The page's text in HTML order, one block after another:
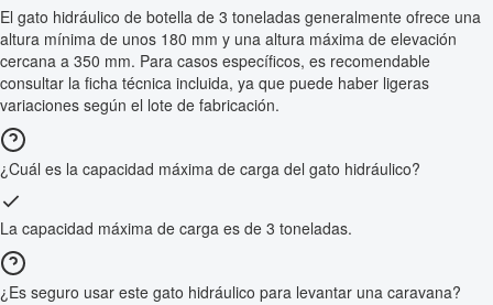
El gato hidráulico de botella de 3 toneladas generalmente ofrece una
altura mínima de unos 180 mm y una altura máxima de elevación
cercana a 350 mm. Para casos específicos, es recomendable
consultar la ficha técnica incluida, ya que puede haber ligeras
variaciones según el lote de fabricación.
¿Cuál es la capacidad máxima de carga del gato hidráulico?
La capacidad máxima de carga es de 3 toneladas.
¿Es seguro usar este gato hidráulico para levantar una caravana?